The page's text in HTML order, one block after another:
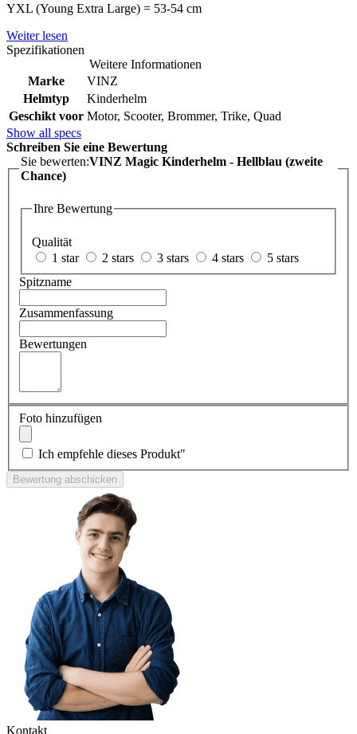
YXL (Young Extra Large) = 53-54 cm
Weiter lesen
Spezifikationen
Weitere Informationen
Marke
VINZ
Helmtyp
Kinderhelm
Geschikt voor Motor, Scooter, Brommer, Trike, Quad
Show all specs
Schreiben Sie eine Bewertung
Sie bewerten:VINZ Magic Kinderhelm - Hellblau (zweite
Chance)
Ihre Bewertung
Qualität
1 star
2 stars 3 stars 4 stars
5 stars
Spitzname
Zusammenfassung
Bewertungen
Foto hinzufügen
Ich empfehle dieses Produkt"
Bewertung abschicken
Kontakt